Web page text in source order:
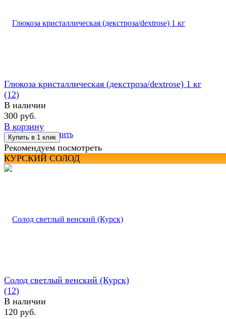
избранное сравнить
Глюкоза кристаллическая (декстроза/dextrose) 1 кг
(12)
В наличии
300 руб.
В корзину
Рекомендуем посмотреть
КУРСКИЙ СОЛОД
Солод светлый венский (Курск)
(12)
В наличии
120 руб.